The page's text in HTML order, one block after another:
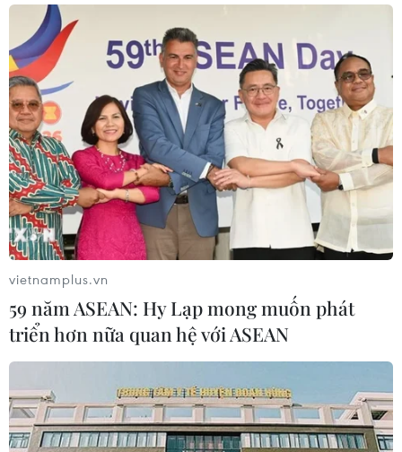
#món ăn #ẩm thực
#Tết cổ truyền
#mâm cơm ngày Tết
Theo dõi VietnamPlus
TIN LIÊN QUAN
vietnamplus.vn
59 năm ASEAN: Hy Lạp mong muốn phát
triển hơn nữa quan hệ với ASEAN